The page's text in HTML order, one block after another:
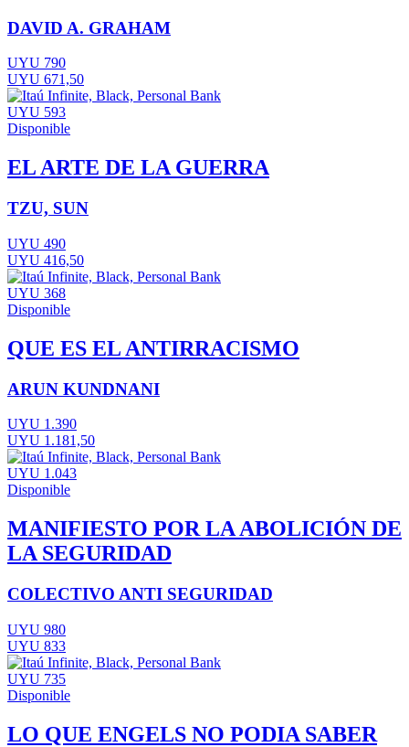
DAVID A. GRAHAM
UYU 790
UYU 671,50
UYU 593
Disponible
EL ARTE DE LA GUERRA
TZU, SUN
UYU 490
UYU 416,50
UYU 368
Disponible
QUE ES EL ANTIRRACISMO
ARUN KUNDNANI
UYU 1.390
UYU 1.181,50
UYU 1.043
Disponible
MANIFIESTO POR LA ABOLICIÓN DE
LA SEGURIDAD
COLECTIVO ANTI SEGURIDAD
UYU 980
UYU 833
UYU 735
Disponible
LO QUE ENGELS NO PODIA SABER